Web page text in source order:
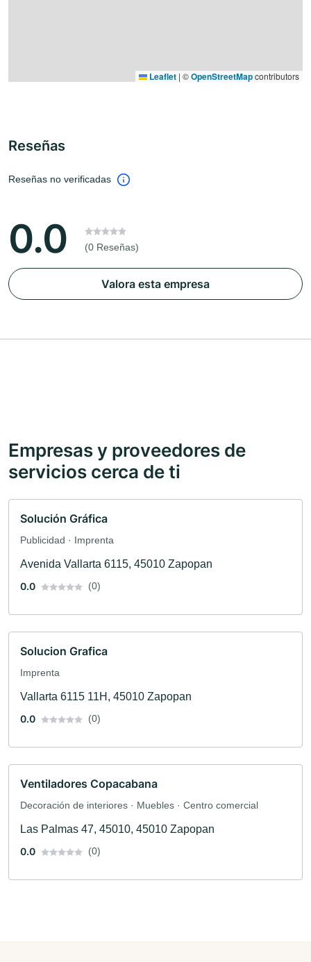
Leaflet | ©OpenStreetMapcontributors
Reseñas
Reseñas no verificadas
0.0 (0 Reseñas)
Valora esta empresa
Empresas y proveedores de
servicios cerca de ti
Solución Gráfica
Publicidad · Imprenta
Avenida Vallarta 6115, 45010 Zapopan
0.0
(0)
Solucion Grafica
Imprenta
Vallarta 6115 11H, 45010 Zapopan
0.0
(0)
Ventiladores Copacabana
Decoración de interiores · Muebles · Centro comercial
Las Palmas 47, 45010, 45010 Zapopan
0.0
(0)